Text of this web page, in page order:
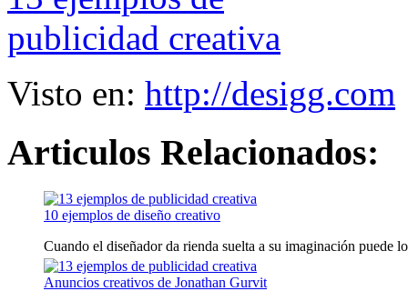
Visto en: http://desigg.com
Articulos Relacionados:
10 ejemplos de diseño creativo
Cuando el diseñador da rienda suelta a su imaginación puede
Anuncios creativos de Jonathan Gurvit